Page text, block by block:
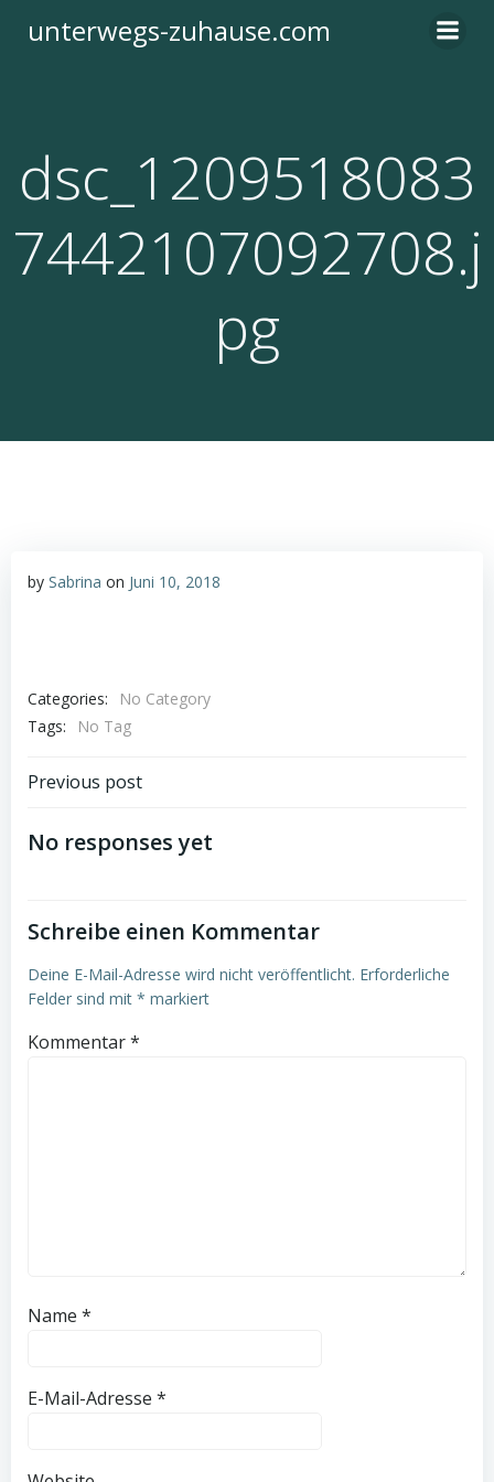
Inhalt
unterwegs-zuhause.com
dsc_1209518083
7442107092708.j
pg
by Sabrina on Juni 10, 2018
Categories:
No Category
Tags:
No Tag
Post
navigation
Previous post
No responses yet
Schreibe einen Kommentar
Deine E-Mail-Adresse wird nicht veröffentlicht. Erforderliche
Felder sind mit * markiert
Kommentar*
Name *
E-Mail-Adresse *